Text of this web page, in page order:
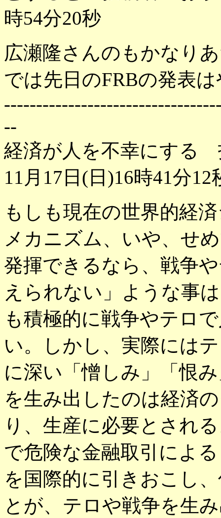
時54分20秒
広瀬隆さんのもかなり
では先日のFRBの発表
--
経済が人を不幸にす
11月17日(日)16時41分12
もしも現在の世界的経
メカニズム、いや、せ
発揮できるなら、戦争
えられない」ような事
も積極的に戦争やテロ
い。しかし、実際には
に深い「憎しみ」「恨
を生み出したのは経済
り、生産に必要とされ
で危険な金融取引によ
を国際的に引きおこし
とが、テロや戦争を生